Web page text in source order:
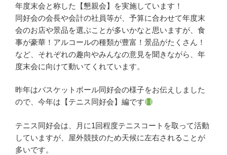
年度末会と称した【懇親会】を実施しています！
同好会の会長や会計の社員等が、予算に合わせて年度末
会のお店や景品を選ぶことが多いかなと思いますが、食
事が豪華！アルコールの種類が豊富！景品がたくさん！
など、それぞれの趣向やみんなの意見を聞きながら、年
度末会に向けて動いてくれています。
昨年はバスケットボール同好会の様子をお伝えしました
ので、今年は【テニス同好会】編です
テニス同好会は、月に1回程度テニスコートを取って活動
していますが、屋外競技のため天候に左右されることが
多いです。